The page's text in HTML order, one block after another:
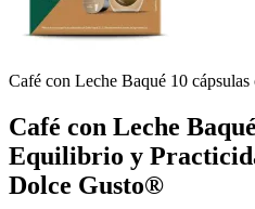
Café con Leche Baqué 10
Café con Leche
Equilibrio y
Dolce Gusto®